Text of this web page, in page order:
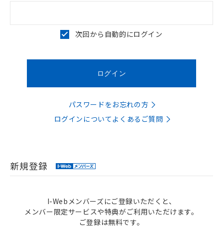
次回から自動的にログイン
パスワードをお忘れの方
ログインについてよくあるご質問
新規登録
I-Webメンバーズにご登録いただくと、
メンバー限定サービスや特典がご利用いただけます。
ご登録は無料です。